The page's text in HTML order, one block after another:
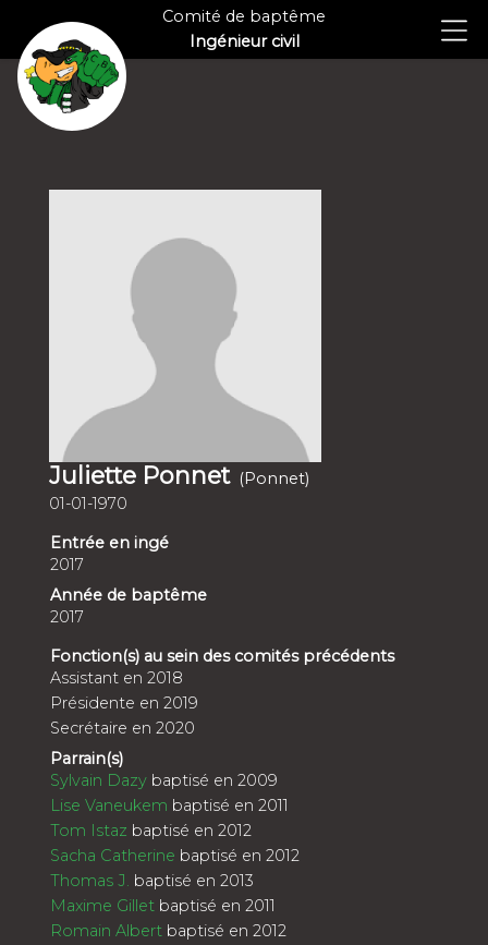
Comité de baptême
Ingénieur civil
Juliette Ponnet (Ponnet)
01-01-1970
Entrée en ingé
2017
Année de baptême
2017
Fonction(s) au sein des comités précédents
Assistant en 2018
Présidente en 2019
Secrétaire en 2020
Parrain(s)
Sylvain Dazy baptisé en 2009
Lise Vaneukem baptisé en 2011
Tom Istaz baptisé en 2012
Sacha Catherine baptisé en 2012
Thomas J. baptisé en 2013
Maxime Gillet baptisé en 2011
Romain Albert baptisé en 2012